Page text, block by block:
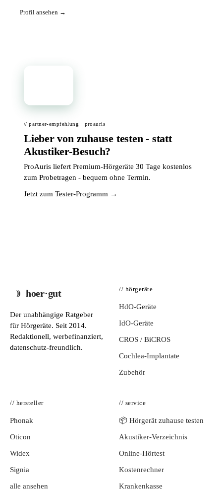
Profil ansehen →
// partner-empfehlung · proauris
Lieber von zuhause testen - statt
Akustiker-Besuch?
ProAuris liefert Premium-Hörgeräte 30 Tage kostenlos
zum Probetragen - bequem ohne Termin.
Jetzt zum Tester-Programm →
hoer·gut
Der unabhängige Ratgeber
für Hörgeräte. Seit 2014.
Redaktionell, werbefinanziert,
datenschutz-freundlich.
// hörgeräte
HdO-Geräte
IdO-Geräte
CROS / BiCROS
Cochlea-Implantate
Zubehör
// hersteller
Phonak
Oticon
Widex
Signia
alle ansehen
// service
📦 Hörgerät zuhause testen
Akustiker-Verzeichnis
Online-Hörtest
Kostenrechner
Krankenkasse